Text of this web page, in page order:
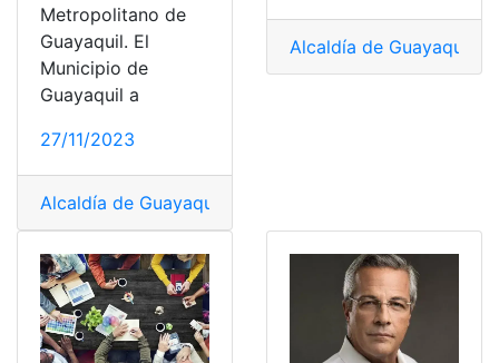
Metropolitano de
Guayaquil. El
Municipio de
Guayaquil a
27/11/2023
Alcaldía de Guayaquil
Alcaldía de Guayaquil